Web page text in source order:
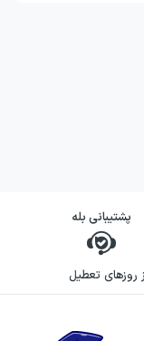
پشتیبانی بله